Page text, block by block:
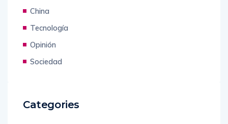
China
Tecnología
Opinión
Sociedad
Categories